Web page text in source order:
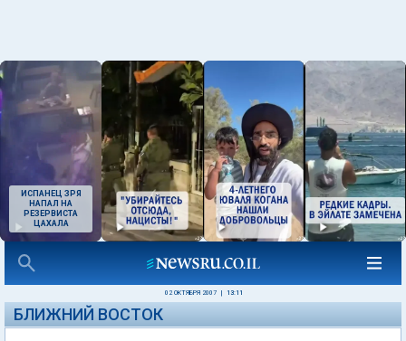
ИСПАНЕЦ ЗРЯ
НАПАЛ НА
РЕЗЕРВИСТА
ЦАХАЛА
02 ОКТЯБРЯ 2007 13:11
БЛИЖНИЙ ВОСТОК